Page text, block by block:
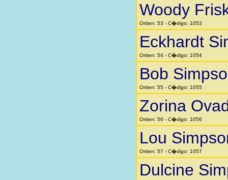
Woody
Orden: 53 - C�digo: 1053
Eckhardt
Orden: 54 - C�digo: 1054
Bob
Orden: 55 - C�digo: 1055
Zorina
Orden: 56 - C�digo: 1056
Lou
Orden: 57 - C�digo: 1057
Dulcine